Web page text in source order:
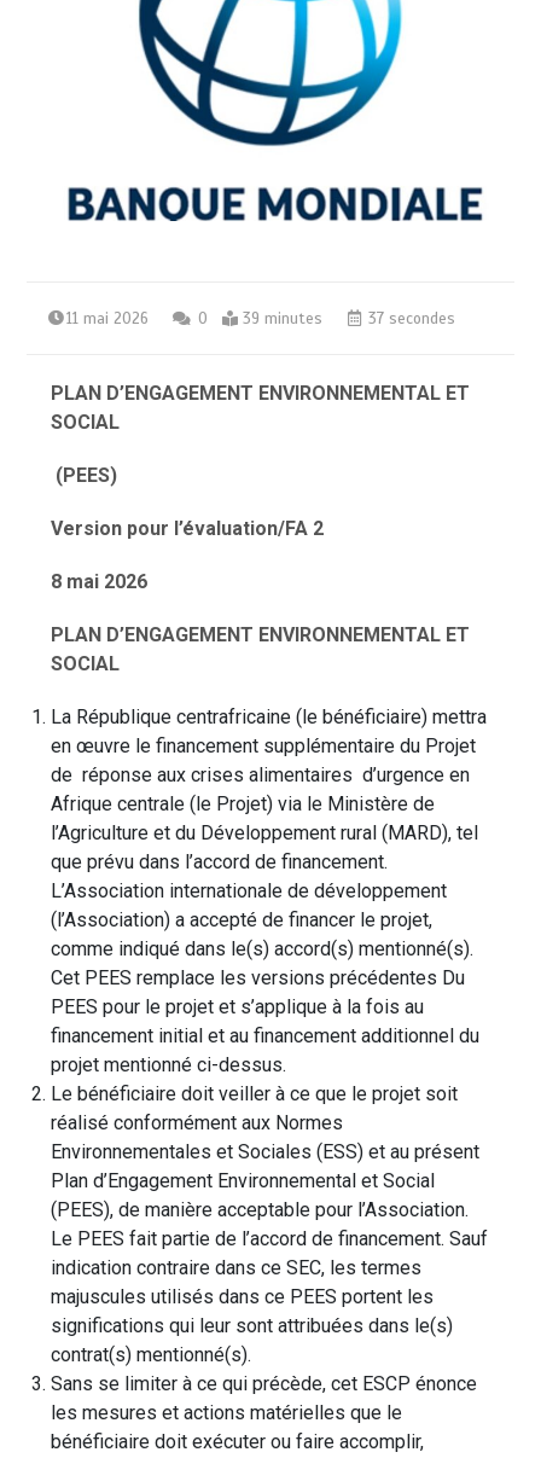
11 mai 2026 0 39 minutes 37 secondes
PLAN D’ENGAGEMENT ENVIRONNEMENTAL ET
SOCIAL
(PEES)
Version pour l’évaluation/FA 2
8 mai 2026
PLAN D’ENGAGEMENT ENVIRONNEMENTAL ET
SOCIAL
La République centrafricaine (le bénéficiaire) mettra
en œuvre le financement supplémentaire du Projet
de réponse aux crises alimentaires d’urgence en
Afrique centrale (le Projet) via le Ministère de
l’Agriculture et du Développement rural (MARD), tel
que prévu dans l’accord de financement.
L’Association internationale de développement
(l’Association) a accepté de financer le projet,
comme indiqué dans le(s) accord(s) mentionné(s).
Cet PEES remplace les versions précédentes Du
PEES pour le projet et s’applique à la fois au
financement initial et au financement additionnel du
projet mentionné ci-dessus.
Le bénéficiaire doit veiller à ce que le projet soit
réalisé conformément aux Normes
Environnementales et Sociales (ESS) et au présent
Plan d’Engagement Environnemental et Social
(PEES), de manière acceptable pour l’Association.
Le PEES fait partie de l’accord de financement. Sauf
indication contraire dans ce SEC, les termes
majuscules utilisés dans ce PEES portent les
significations qui leur sont attribuées dans le(s)
contrat(s) mentionné(s).
Sans se limiter à ce qui précède, cet ESCP énonce
les mesures et actions matérielles que le
bénéficiaire doit exécuter ou faire accomplir,